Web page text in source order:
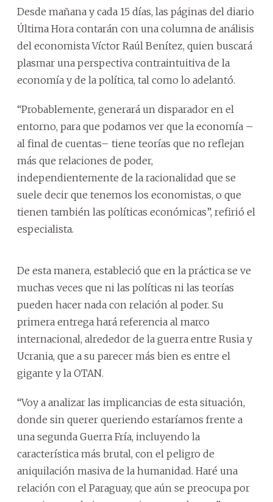
Desde mañana y cada 15 días, las páginas del diario
Última Hora contarán con una columna de análisis
del economista Víctor Raúl Benítez, quien buscará
plasmar una perspectiva contraintuitiva de la
economía y de la política, tal como lo adelantó.
“Probablemente, generará un disparador en el
entorno, para que podamos ver que la economía –
al final de cuentas– tiene teorías que no reflejan
más que relaciones de poder,
independientemente de la racionalidad que se
suele decir que tenemos los economistas, o que
tienen también las políticas económicas”, refirió el
especialista.
De esta manera, estableció que en la práctica se ve
muchas veces que ni las políticas ni las teorías
pueden hacer nada con relación al poder. Su
primera entrega hará referencia al marco
internacional, alrededor de la guerra entre Rusia y
Ucrania, que a su parecer más bien es entre el
gigante y la OTAN.
“Voy a analizar las implicancias de esta situación,
donde sin querer queriendo estaríamos frente a
una segunda Guerra Fría, incluyendo la
característica más brutal, con el peligro de
aniquilación masiva de la humanidad. Haré una
relación con el Paraguay, que aún se preocupa por